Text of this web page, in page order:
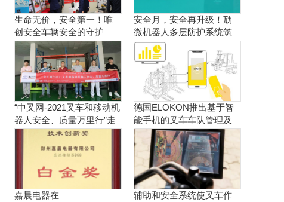
生命无价，安全第一！唯
创安全车辆安全的守护
者！
安全月，安全再升级！劢
微机器人多层防护系统筑
牢安全防线
“中叉网-2021叉车和移动机
器人安全、质量万里行”走
进杭州神助工业设备股份
有限公司
德国ELOKON推出基于智
能手机的叉车车队管理及
其他安全解决方案
嘉晨电器在
辅助和安全系统使叉车作